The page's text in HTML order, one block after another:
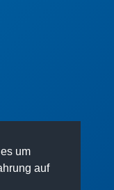
um
auf